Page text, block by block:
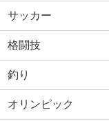
サッカー
格闘技
釣り
オリンピック